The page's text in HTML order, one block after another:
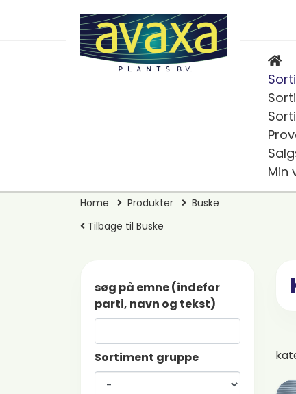
Min
Home Produkter
Buske
Tilbage til Buske
søg på emne (indefor
parti, navn og tekst)
Sortiment gruppe